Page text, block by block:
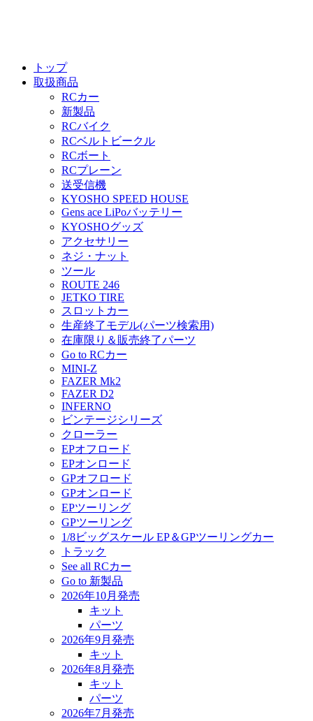
トップ
取扱商品
RCカー
新製品
RCバイク
RCベルトビークル
RCボート
RCプレーン
送受信機
KYOSHO SPEED HOUSE
Gens ace LiPoバッテリー
KYOSHOグッズ
アクセサリー
ネジ・ナット
ツール
ROUTE 246
JETKO TIRE
スロットカー
生産終了モデル(パーツ検索用)
在庫限り＆販売終了パーツ
Go to RCカー
MINI-Z
FAZER Mk2
FAZER D2
INFERNO
ビンテージシリーズ
クローラー
EPオフロード
EPオンロード
GPオフロード
GPオンロード
EPツーリング
GPツーリング
1/8ビッグスケール EP＆GPツーリングカー
トラック
See all RCカー
Go to 新製品
2026年10月発売
キット
パーツ
2026年9月発売
キット
2026年8月発売
キット
パーツ
2026年7月発売